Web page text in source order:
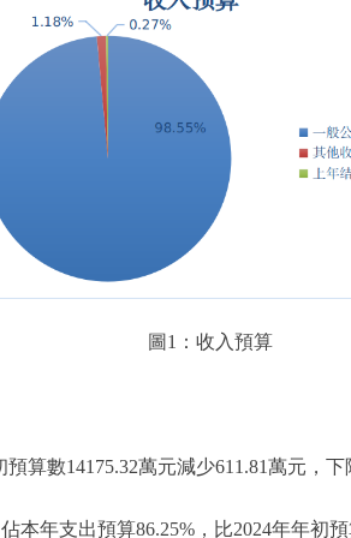
圖1：收入預算
數14175.32萬元減少611.81萬元，下
支出預算86.25%，比2024年年初預